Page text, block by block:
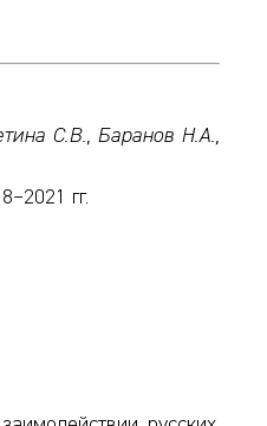
С.В., Баранов Н.А.,
гг.